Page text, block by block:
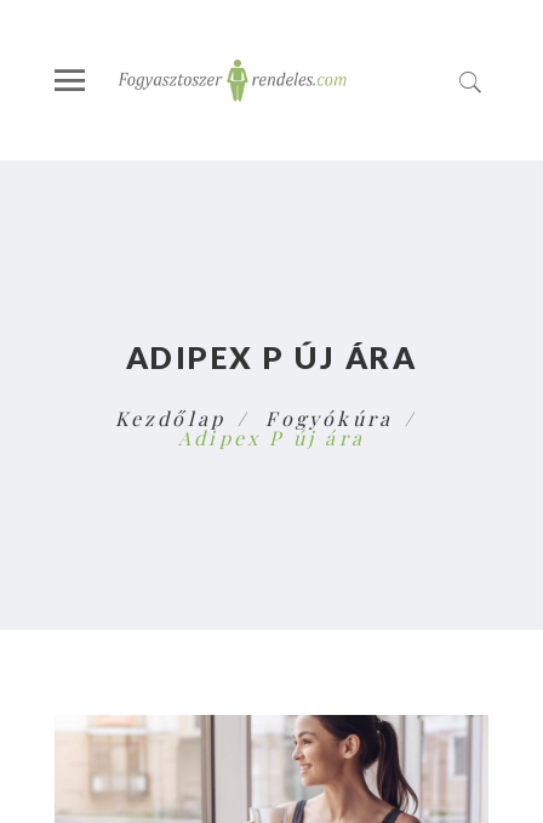
ADIPEX P ÚJ ÁRA
Kezdőlap Fogyókúra
Adipex P új ára